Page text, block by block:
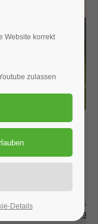
05
Mitglieder zum
11. Juni 2026 um 19.30
Website korrekt
zulassen
Details